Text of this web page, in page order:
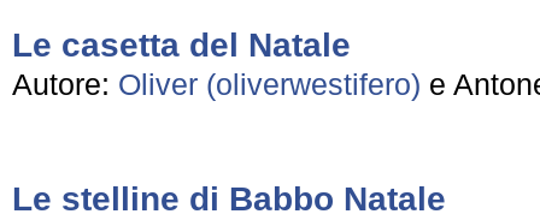
Le casetta del Natale
Autore: Oliver (oliverwestifero) e
Le stelline di Babbo Natale